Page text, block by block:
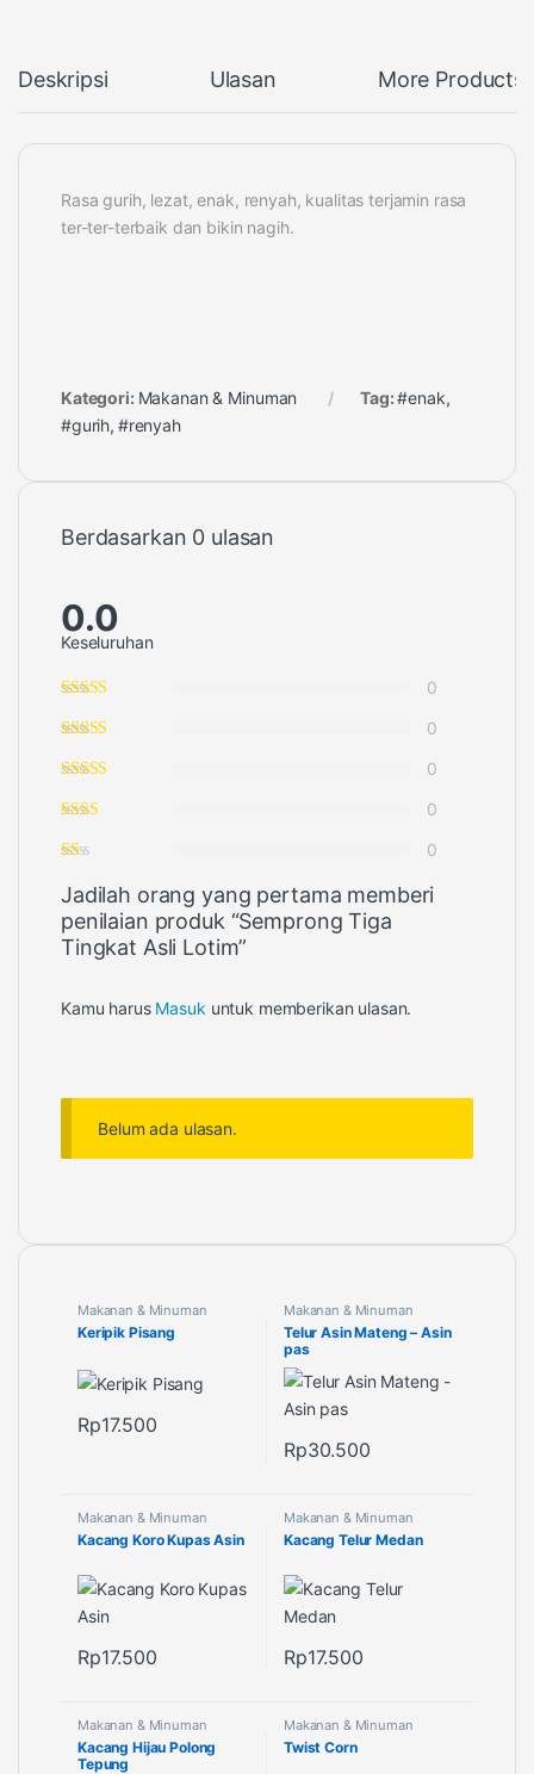
Deskripsi Ulasan More Products
Rasa gurih, lezat, enak, renyah, kualitas terjamin rasa
ter-ter-terbaik dan bikin nagih.
Kategori: Makanan & Minuman Tag:#enak,
#gurih, #renyah
Berdasarkan 0 ulasan
0.0
Keseluruhan
0
0
0
0
0
Jadilah orang yang pertama memberi
penilaian produk “Semprong Tiga
Tingkat Asli Lotim”
Kamu harus Masuk untuk memberikan ulasan.
Belum ada ulasan.
Makanan & Minuman
Keripik Pisang
Rp17.500
Makanan & Minuman
Telur Asin Mateng – Asin
pas
Rp30.500
Makanan & Minuman
Kacang Koro Kupas Asin
Rp17.500
Makanan & Minuman
Kacang Telur Medan
Rp17.500
Makanan & Minuman
Kacang Hijau Polong
Tepung
Makanan & Minuman
Twist Corn